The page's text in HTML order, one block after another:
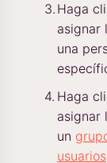
Haga
asignar
una
Haga
asignar
un
usuarios